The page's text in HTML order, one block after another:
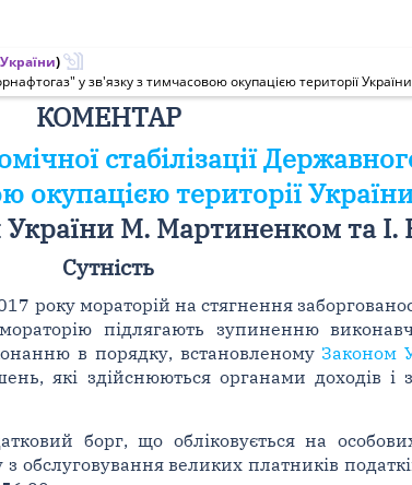
)
у зв'язку з тимчасовою окупацією території України